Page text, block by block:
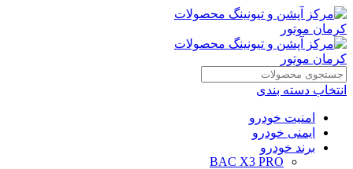
انتخاب دسته بندی
امنیت خودرو
ایمنی خودرو
برند خودرو
BAC X3 PRO